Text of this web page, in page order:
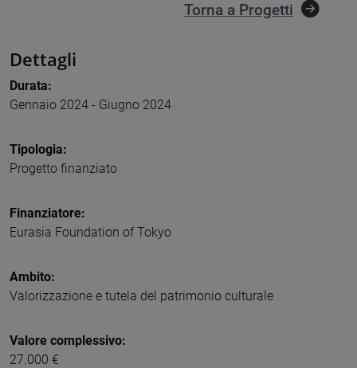
Torna a Progetti
Dettagli
Durata:
Gennaio 2024 - Giugno 2024
Tipologia:
Progetto finanziato
Finanziatore:
Eurasia Foundation of Tokyo
Ambito:
Valorizzazione e tutela del patrimonio culturale
Valore complessivo:
27.000 €